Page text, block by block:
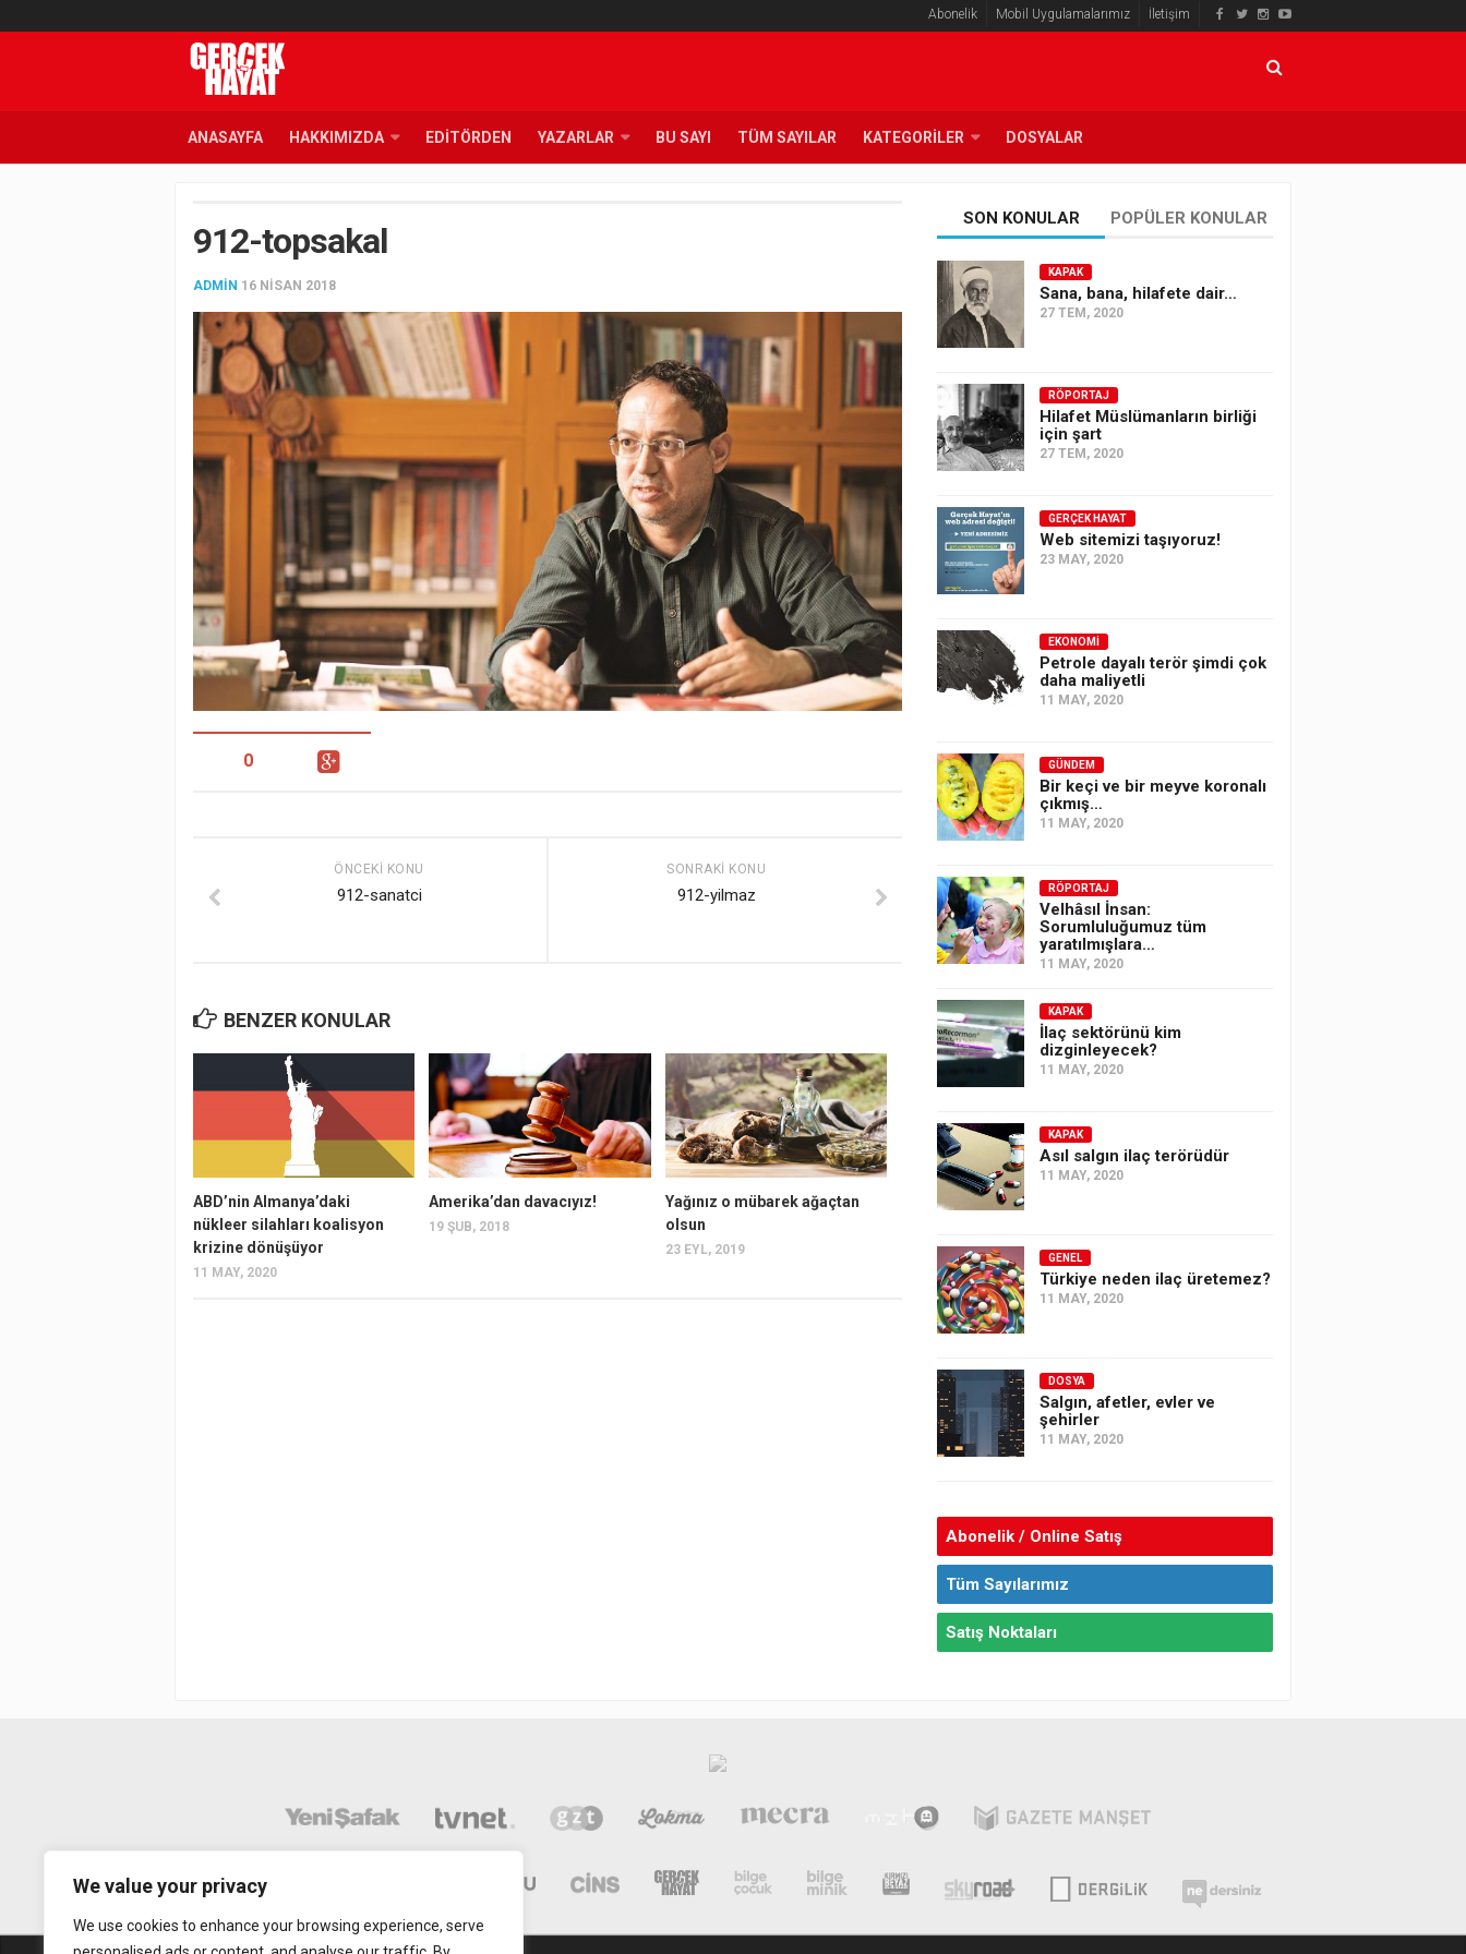
We value your privacy
We use cookies to enhance your browsing experience, serve
Abonelik Mobil Uygulamalarımız İletişim
ANASAYFA HAKKIMIZDA EDITÖRDEN YAZARLAR BU SAYI TÜM SAYILAR KATEGORILER DOSYALAR
912-topsakal
ADMIN 16 NISAN 2018
0
SONRAKI KONU
912-yilmaz
ÖNCEKI KONU
912-sanatci
BENZER KONULAR
ABD’nin Almanya’daki
nükleer silahları koalisyon
krizine dönüşüyor
11 MAY, 2020
Amerika’dan davacıyız!
19 ŞUB, 2018
Yağınız o mübarek ağaçtan
olsun
23 EYL, 2019
SON KONULAR POPÜLER KONULAR
KAPAK
Sana, bana, hilafete dair…
27 TEM, 2020
RÖPORTAJ
Hilafet Müslümanların birliği
için şart
27 TEM, 2020
GERÇEK HAYAT
Web sitemizi taşıyoruz!
23 MAY, 2020
EKONOMI
Petrole dayalı terör şimdi çok
daha maliyetli
11 MAY, 2020
GÜNDEM
Bir keçi ve bir meyve koronalı
çıkmış…
11 MAY, 2020
RÖPORTAJ
Velhâsıl İnsan:
Sorumluluğumuz tüm
yaratılmışlara…
11 MAY, 2020
KAPAK
İlaç sektörünü kim
dizginleyecek?
11 MAY, 2020
KAPAK
Asıl salgın ilaç terörüdür
11 MAY, 2020
GENEL
Türkiye neden ilaç üretemez?
11 MAY, 2020
DOSYA
Salgın, afetler, evler ve
şehirler
11 MAY, 2020
Abonelik / Online Satış
Tüm Sayılarımız
Satış Noktaları